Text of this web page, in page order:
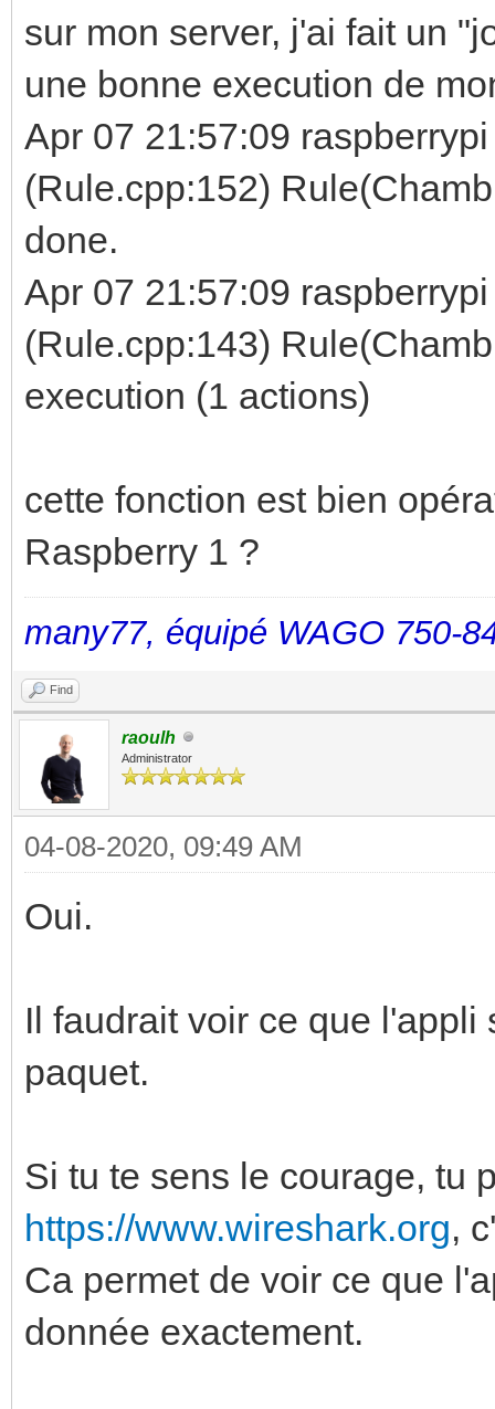
sur mon server, j'ai fait un
une bonne execution de
Apr 07 21:57:09
(Rule.cpp:152)
done.
Apr 07 21:57:09
(Rule.cpp:143)
execution (1 actions)
cette fonction est bien
Raspberry 1 ?
many77, équipé WAGO 750-
Find
raoulh
Administrator
04-08-2020, 09:49 AM
Oui.
Il faudrait voir ce que
paquet.
Si tu te sens le courage, tu
https://www.wireshark.org,
Ca permet de voir ce que
donnée exactement.